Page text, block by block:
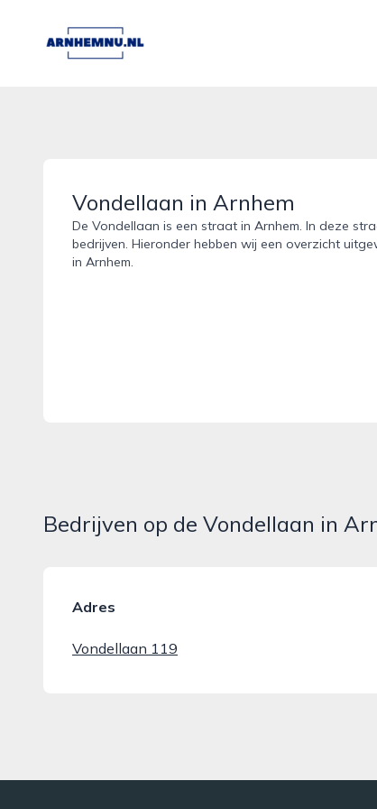
arnhemnu.nl
Vondellaan in Arnhem
De Vondellaan is een straat in Arnhem. In deze
bedrijven. Hieronder hebben wij een overzicht
in Arnhem.
Bedrijven op de Vondellaan in
Adres
Vondellaan 119